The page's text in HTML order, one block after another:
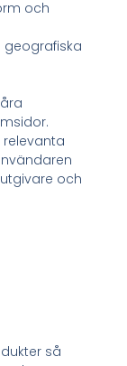
och
geografiska
och
så